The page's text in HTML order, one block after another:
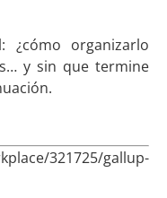
¿cómo organizarlo
y sin que termine
321725/gallup-